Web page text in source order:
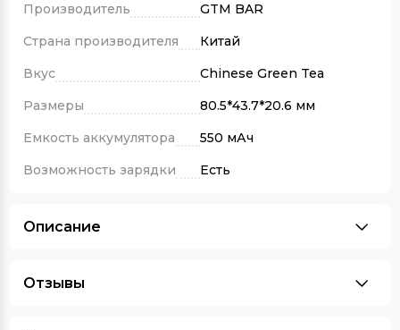
Производитель
GTM BAR
Страна производителя
Китай
Вкус
Chinese Green Tea
Размеры
80.5*43.7*20.6 мм
Емкость аккумулятора
550 мАч
Возможность зарядки
Есть
Описание
Отзывы